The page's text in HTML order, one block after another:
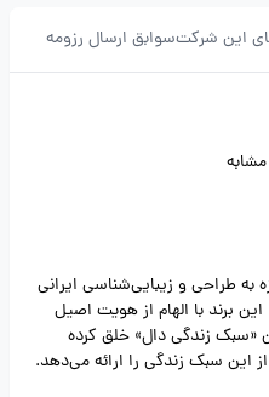
این شرکتسوابق ارسال رزومه
با نگاهی تازه به طراحی و زیبایی‌شناسی ایرانی
برند با الهام از هویت اصیل
«سبک زندگی دال» خلق کرده
این سبک زندگی را ارائه می‌دهد.